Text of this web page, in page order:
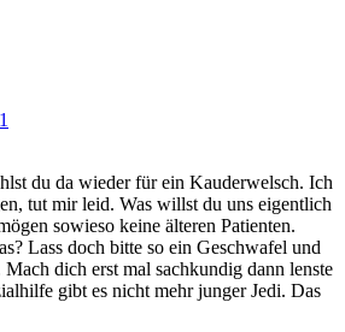
du da wieder für ein Kauderwelsch. Ich
tut mir leid. Was willst du uns eigentlich
sowieso keine älteren Patienten.
Lass doch bitte so ein Geschwafel und
dich erst mal sachkundig dann lenste
gibt es nicht mehr junger Jedi. Das